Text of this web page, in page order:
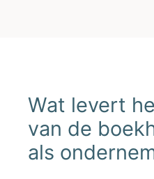
Wat levert
van de
als